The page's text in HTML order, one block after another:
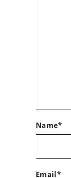
Name*
Email*